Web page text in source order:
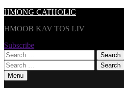
Skip
content
HMONG CATHOLIC
HMOOB KAV TOS LIV
Subscribe
Search
for:
Search
for:Menu